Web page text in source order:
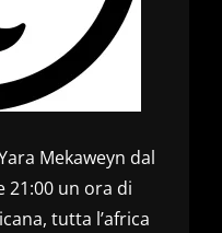
Mekaweyn dal
21:00 un ora di
tutta l’africa